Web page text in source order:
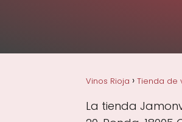
Vinos Rioja Tienda de
La tienda